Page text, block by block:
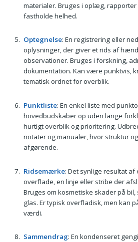
materialer. Bruges i oplæg,
fastholde helhed.
Optegnelse: En registrering eller
oplysninger, der giver et rids af
observationer. Bruges i forskning,
dokumentation. Kan være punktvis,
tematisk ordnet for overblik.
Punktliste: En enkel liste med
hovedbudskaber op uden lange
hurtigt overblik og prioritering.
notater og manualer, hvor struktur
afgørende.
Ridsemærke: Det synlige resultat af
overflade, en linje eller stribe der
Bruges om kosmetiske skader på
glas. Er typisk overfladisk, men kan
værdi.
Sammendrag: En kondenseret